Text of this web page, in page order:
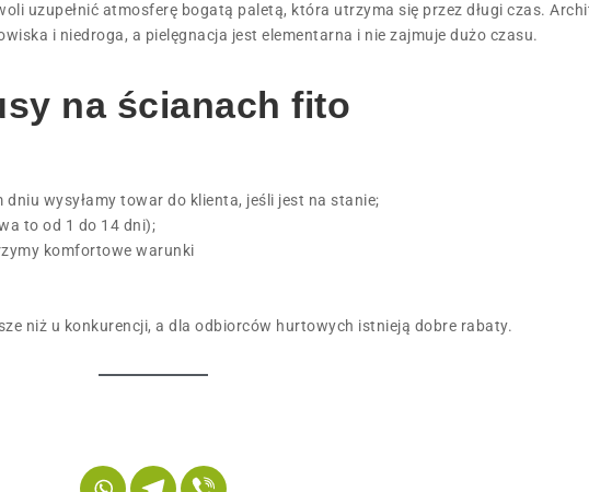
uzupełnić atmosferę bogatą paletą, która utrzyma się przez długi czas.
i niedroga, a pielęgnacja jest elementarna i nie zajmuje dużo czasu.
na ścianach fito
wysyłamy towar do klienta, jeśli jest na stanie;
to od 1 do 14 dni);
komfortowe warunki
niż u konkurencji, a dla odbiorców hurtowych istnieją dobre rabaty.